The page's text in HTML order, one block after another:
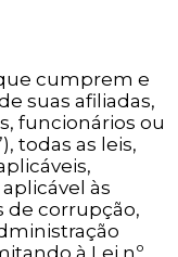
cumprem e
suas afiliadas,
funcionários ou
todas as leis,
às
de corrupção,
à Lei nº